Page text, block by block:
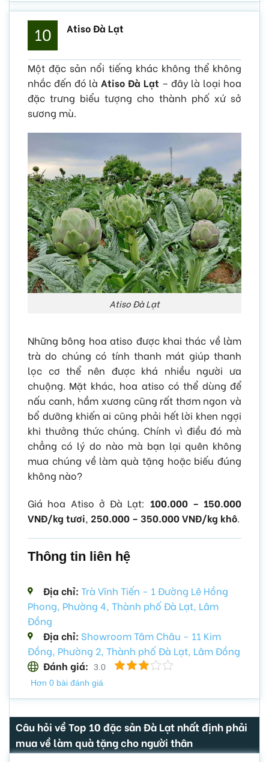
10 Atiso Đà Lạt
Một đặc sản nổi tiếng khác không thể không
nhắc đến đó là Atiso Đà Lạt – đây là loại hoa
đặc trưng biểu tượng cho thành phố xứ sở
sương mù.
Atiso Đà Lạt
Những bông hoa atiso được khai thác về làm
trà do chúng có tính thanh mát giúp thanh
lọc cơ thể nên được khá nhiều người ưa
chuộng. Mặt khác, hoa atiso có thể dùng để
nấu canh, hầm xương cũng rất thơm ngon và
bổ dưỡng khiến ai cũng phải hết lời khen ngợi
khi thưởng thức chúng. Chính vì điều đó mà
chẳng có lý do nào mà bạn lại quên không
mua chúng về làm quà tặng hoặc biếu đúng
không nào?
Giá hoa Atiso ở Đà Lạt: 100.000 – 150.000
VNĐ/kg tươi, 250.000 – 350.000 VNĐ/kg khô.
Thông tin liên hệ
Địa chỉ: Trà Vĩnh Tiến - 1 Đường Lê Hồng
Phong, Phường 4, Thành phố Đà Lạt, Lâm
Đồng
Địa chỉ: Showroom Tâm Châu - 11 Kim
Đồng, Phường 2, Thành phố Đà Lạt, Lâm Đồng
Đánh giá:
3.0
Hơn 0 bài đánh giá
Câu hỏi về Top 10 đặc sản Đà Lạt nhất định phải
mua về làm quà tặng cho người thân